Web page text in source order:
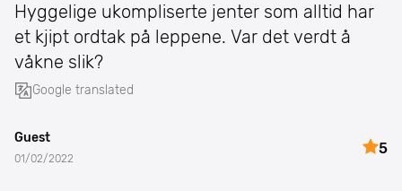
Hyggelige ukompliserte jenter som alltid har
et kjipt ordtak på leppene. Var det verdt å
våkne slik?
Google translated
Guest
01/02/2022
5